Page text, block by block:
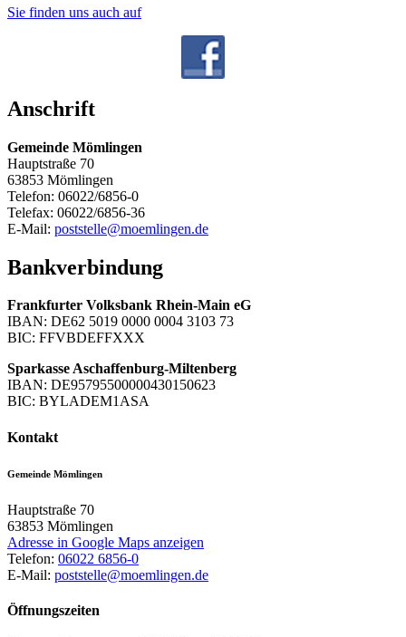
Sie finden uns auch auf
Anschrift
Gemeinde Mömlingen
Hauptstraße 70
63853 Mömlingen
Telefon: 06022/6856-0
Telefax: 06022/6856-36
E-Mail: poststelle@moemlingen.de
Bankverbindung
Frankfurter Volksbank Rhein-Main eG
IBAN: DE62 5019 0000 0004 3103 73
BIC: FFVBDEFFXXX
Sparkasse Aschaffenburg-Miltenberg
IBAN: DE95795500000430150623
BIC: BYLADEM1ASA
Kontakt
Gemeinde Mömlingen
Hauptstraße 70
63853 Mömlingen
Adresse in Google Maps anzeigen
Telefon: 06022 6856-0
E-Mail: poststelle@moemlingen.de
Öffnungszeiten